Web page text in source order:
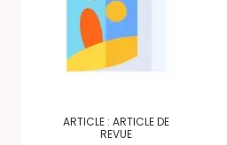
ARTICLE : ARTICLE DE
REVUE